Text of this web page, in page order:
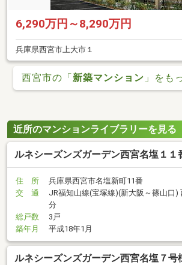
6,290万円～8,290万円
兵庫県西宮市上大市１
西宮市の「新築マンション 」をも
近所のマンションライブラリーを見る
ルネシーズンズガーデン西宮名塩１１
住 所
兵庫県西宮市名塩新町11番
交 通
JR福知山線(宝塚線)(新大阪～篠山口)
分
総戸数
3戸
築年月
平成18年1月
ルネシーズンズガーデン西宮名塩７号